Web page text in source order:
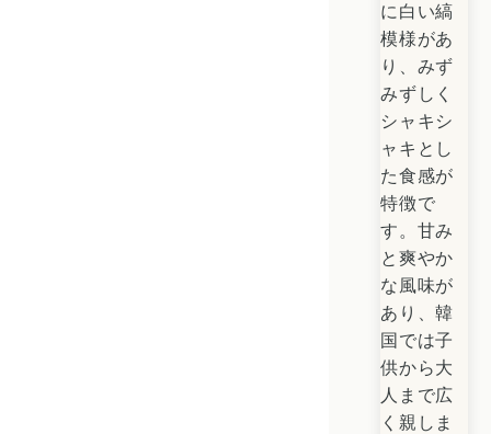
に白い縞
模様があ
り、みず
みずしく
シャキシ
ャキとし
た食感が
特徴で
す。甘み
と爽やか
な風味が
あり、韓
国では子
供から大
人まで広
く親しま